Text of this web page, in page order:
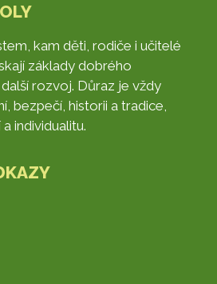
kam děti, rodiče i učitelé
základy dobrého
rozvoj. Důraz je vždy
bezpečí, historii a tradice,
individualitu.